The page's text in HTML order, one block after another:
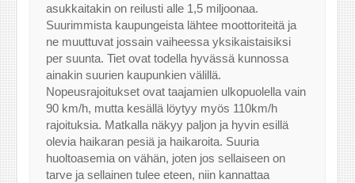
asukkaitakin on reilusti alle 1,5 miljoonaa.
Suurimmista kaupungeista lähtee moottoriteitä ja
ne muuttuvat jossain vaiheessa yksikaistaisiksi
per suunta. Tiet ovat todella hyvässä kunnossa
ainakin suurien kaupunkien välillä.
Nopeusrajoitukset ovat taajamien ulkopuolella vain
90 km/h, mutta kesällä löytyy myös 110km/h
rajoituksia. Matkalla näkyy paljon ja hyvin esillä
olevia haikaran pesiä ja haikaroita. Suuria
huoltoasemia on vähän, joten jos sellaiseen on
tarve ja sellainen tulee eteen, niin kannattaa